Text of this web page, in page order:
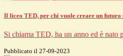
Il liceo TED, per chi vuole creare un futuro
Si chiama TED, ha un anno ed è nato
Pubblicato il 27-09-2023